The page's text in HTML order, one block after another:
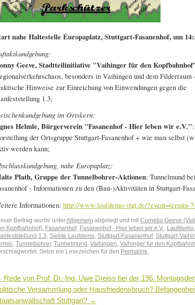
nahe Haltestelle Europaplatz, Stuttgart-Fasanenhof, um
Geeve, Stadtteilinitiative "Vaihinger für den
besonders in Vaihingen und dem Filderraum
Hinweise zur Einreichung von Einwendungen gegen die
1.3;
im Ortskern:
Helmle, Bürgerverein "Fasanenhof - Hier leben wir e.V.":
der Ortsgruppe Stuttgart-Fasanenhof + wie man selbst
werden kann;
nahe Europaplatz:
Plath, Gruppe der Tunnelbohrer-Aktionen: Tunnelmund
- Informationen zu den (Bau-)Aktivitäten in Stuttgart-
Informationen: http://www.laufdemo-stgt.de/?event=termin-
Beitrag wurde unter Allgemein abgelegt und mit Cornelia Geeve
Kopfbahnhof) Fasanenhof, Fasanenhof - Hier leben wir e.V. Laufdemo
1.3
Siebte Laufdemo Stuttgart-Fasanenhof, Stuttgart-
Tunnelbohrer, Tunnelmund Vaihingen Vaihinger für den
Setze ein Lesezeichen für den Permalink
Rede von Prof. Dr.-Ing. Uwe Dreiss bei der 196.
Versammlung oder Hausfriedensbruch?
Stuttgart? →